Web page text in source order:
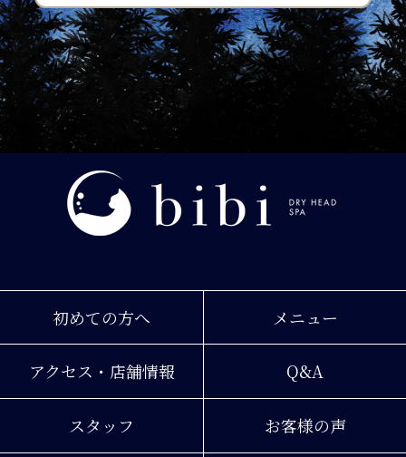
初めての方へ メニュー
アクセス・店舗情報 Q&A
スタッフ お客様の声